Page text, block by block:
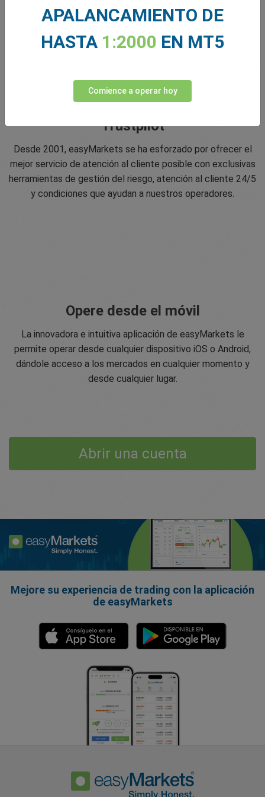
Trustpilot
Desde 2001, easyMarkets se ha esforzado por ofrecer el
mejor servicio de atención al cliente posible con exclusivas
herramientas de gestión del riesgo, atención al cliente 24/5
y condiciones que ayudan a nuestros operadores.
Opere desde el móvil
La innovadora e intuitiva aplicación de easyMarkets le
permite operar desde cualquier dispositivo iOS o Android,
dándole acceso a los mercados en cualquier momento y
desde cualquier lugar.
Abrir una cuenta
Mejore su experiencia de trading con la aplicación
de easyMarkets
APALANCAMIENTO DE
HASTA 1:2000 EN MT5
Comience a operar hoy